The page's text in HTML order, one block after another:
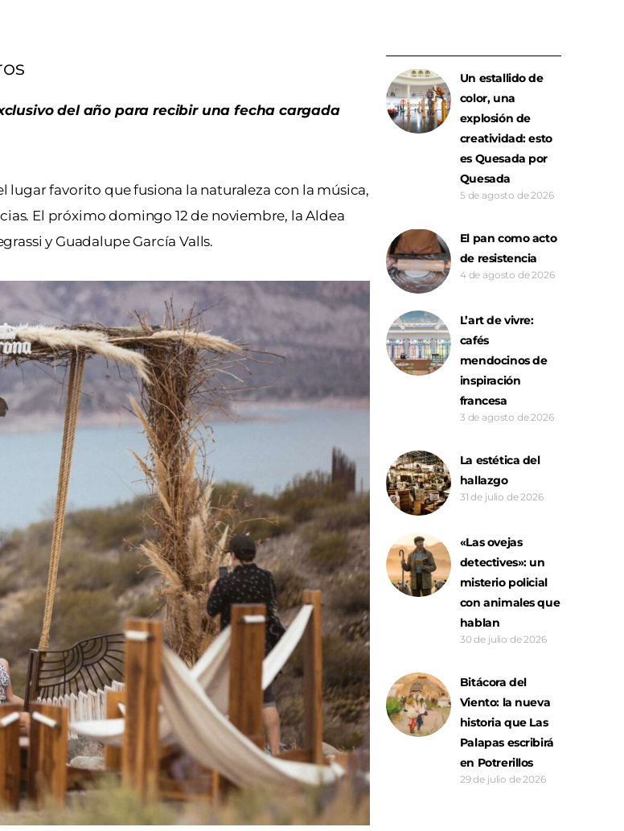
del año para recibir una fecha cargada
lugar favorito que fusiona la naturaleza con la música,
El próximo domingo 12 de noviembre, la Aldea
y Guadalupe García Valls.
Un estallido de
color, una
explosión de
creatividad: esto
es Quesada por
Quesada
5 de agosto de 2026
El pan como acto
de resistencia
4 de agosto de 2026
L’art de vivre:
cafés
mendocinos de
inspiración
francesa
3 de agosto de 2026
La estética del
hallazgo
31 de julio de 2026
«Las ovejas
detectives»: un
misterio policial
con animales que
hablan
30 de julio de 2026
Bitácora del
Viento: la nueva
historia que Las
Palapas escribirá
en Potrerillos
29 de julio de 2026